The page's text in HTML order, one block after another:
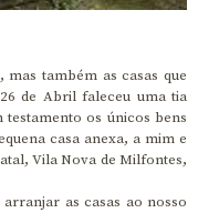
também as casas que
de Abril faleceu uma tia
os únicos bens
casa anexa, a mim e
Vila Nova de Milfontes,
as casas ao nosso